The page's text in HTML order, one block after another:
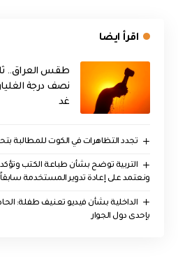
اقرأ ايضا
طقس العراق..
نصف درجة
غد
تجدد التظاهرات في الكوت للمطالبة
التربية توضح بشأن طباعة الكتب
ونعتمد على إعادة تدوير المستخدمة سابقاً
الداخلية بشأن فيديو تعنيف طفلة:
بإحدى دول الجوار